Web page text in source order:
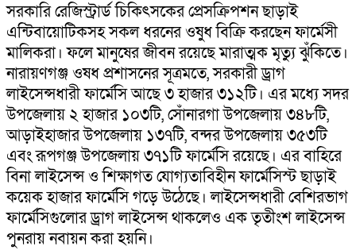
সরকারি রেজিস্ট্রার্ড চিকিৎসকের প্রেসক্রিপশন ছাড়াই
এন্টিবায়োটিকসহ সকল ধরনের ওষুধ বিক্রি করছেন ফার্মেসী
মালিকরা। ফলে মানুষের জীবন রয়েছে মারাত্মক মৃত্যু ঝুঁকিতে।
নারায়ণগঞ্জ ওষধ প্রশাসনের সূত্রমতে, সরকারী ড্রাগ
লাইসেন্সধারী ফার্মেসি আছে ৩ হাজার ৩১২টি। এর মধ্যে সদর
উপজেলায় ২ হাজার ১০৩টি, সোঁনারগা উপজেলায় ৩৪৮টি,
আড়াইহাজার উপজেলায় ১৩৭টি, বন্দর উপজেলায় ৩৫৩টি
এবং রূপগঞ্জ উপজেলায় ৩৭১টি ফার্মেসি রয়েছে। এর বাহিরে
বিনা লাইসেন্স ও শিক্ষাগত যোগ্যতাবিহীন ফার্মেসিস্ট ছাড়াই
কয়েক হাজার ফার্মেসি গড়ে উঠেছে। লাইসেন্সধারী বেশিরভাগ
ফার্মেসিগুলোর ড্রাগ লাইসেন্স থাকলেও এক তৃতীংশ লাইসেন্স
পুনরায় নবায়ন করা হয়নি।